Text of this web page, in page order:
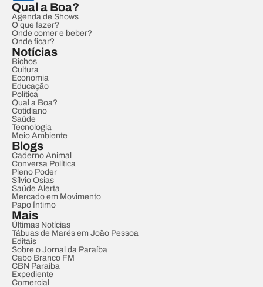
Qual a Boa?
Agenda de Shows
O que fazer?
Onde comer e beber?
Onde ficar?
Notícias
Bichos
Cultura
Economia
Educação
Política
Qual a Boa?
Cotidiano
Saúde
Tecnologia
Meio Ambiente
Blogs
Caderno Animal
Conversa Política
Pleno Poder
Sílvio Osias
Saúde Alerta
Mercado em Movimento
Papo Íntimo
Mais
Últimas Notícias
Tábuas de Marés em João Pessoa
Editais
Sobre o Jornal da Paraíba
Cabo Branco FM
CBN Paraíba
Expediente
Comercial